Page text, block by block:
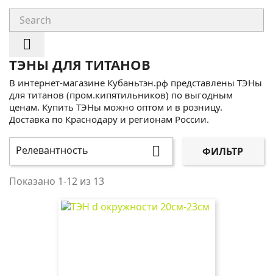

ТЭНЫ ДЛЯ ТИТАНОВ
В интернет-магазине Кубаньтэн.рф представлены ТЭНы
для титанов (пром.кипятильников) по выгодным
ценам. Купить ТЭНы можно оптом и в розницу.
Доставка по Краснодару и регионам России.
Релевантность  ФИЛЬТР
Показано 1-12 из 13